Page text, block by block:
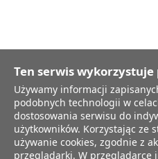
Informujmy, że Administratorem
Ośrodek Kultury w Lanckoronie z
Lanckorona, tel.33 876 35 67.
osobowych pełni Pani Marta
kontaktować poprzez email:
osobowe będą przetwarzane
korespondencji. Każda osoba
Ten serwis
Używamy informacji
podobnych technologii w
dostosowania serwisu do
użytkowników. Korzystając ze
używanie cookies, zgodnie z
przeglądarki. W przeglądarce